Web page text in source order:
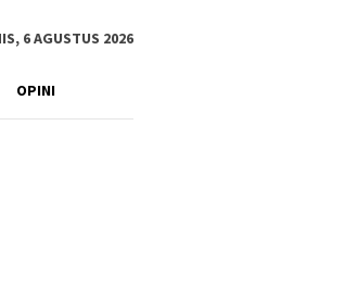
6 AGUSTUS 2026
OPINI